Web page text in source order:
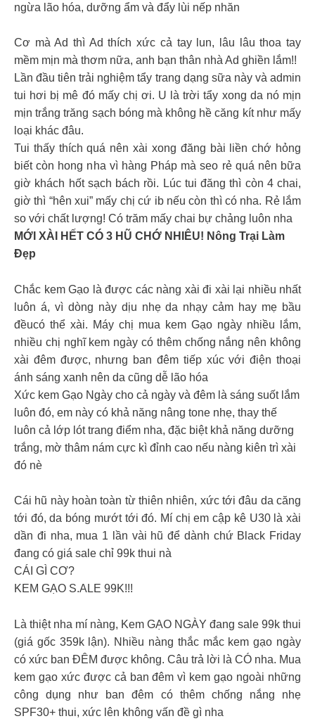
ngừa lão hóa, dưỡng ẩm và đẩy lùi nếp nhăn
Cơ mà Ad thì Ad thích xức cả tay lun, lâu lâu thoa tay
mềm mịn mà thơm nữa, anh bạn thân nhà Ad ghiền lắm!!
Lần đầu tiên trải nghiệm tẩy trang dạng sữa này và admin
tui hơi bị mê đó mấy chị ơi. U là trời tẩy xong da nó mịn
mịn trắng trăng sạch bóng mà không hề căng kít như mấy
loại khác đâu.
Tui thấy thích quá nên xài xong đăng bài liền chớ hỏng
biết còn hong nha vì hàng Pháp mà seo rẻ quá nên bữa
giờ khách hốt sạch bách rồi. Lúc tui đăng thì còn 4 chai,
giờ thì “hên xui” mấy chị cứ ib nếu còn thì có nha. Rẻ lắm
so với chất lượng! Có trăm mấy chai bự chảng luôn nha
MỚI XÀI HẾT CÓ 3 HŨ CHỚ NHIÊU! Nông Trại Làm
Đẹp
Chắc kem Gạo là được các nàng xài đi xài lại nhiều nhất
luôn á, vì dòng này dịu nhẹ da nhạy cảm hay mẹ bầu
đềucó thể xài. Máy chị mua kem Gạo ngày nhiều lắm,
nhiều chị nghĩ kem ngày có thêm chống nắng nên không
xài đêm được, nhưng ban đêm tiếp xúc với điện thoại
ánh sáng xanh nên da cũng dễ lão hóa
Xức kem Gạo Ngày cho cả ngày và đêm là sáng suốt lắm
luôn đó, em này có khả năng nâng tone nhẹ, thay thế
luôn cả lớp lót trang điểm nha, đặc biệt khả năng dưỡng
trắng, mờ thâm nám cực kì đỉnh cao nếu nàng kiên trì xài
đó nè
Cái hũ này hoàn toàn từ thiên nhiên, xức tới đâu da căng
tới đó, da bóng mướt tới đó. Mí chị em cập kê U30 là xài
dần đi nha, mua 1 lần vài hũ để dành chứ Black Friday
đang có giá sale chỉ 99k thui nà
CÁI GÌ CƠ?
KEM GẠO S.ALE 99K!!!
Là thiệt nha mí nàng, Kem GẠO NGÀY đang sale 99k thui
(giá gốc 359k lận). Nhiều nàng thắc mắc kem gạo ngày
có xức ban ĐÊM được không. Câu trả lời là CÓ nha. Mua
kem gạo xức được cả ban đêm vì kem gạo ngoài những
công dụng như ban đêm có thêm chống nắng nhẹ
SPF30+ thui, xức lên không vấn đề gì nha